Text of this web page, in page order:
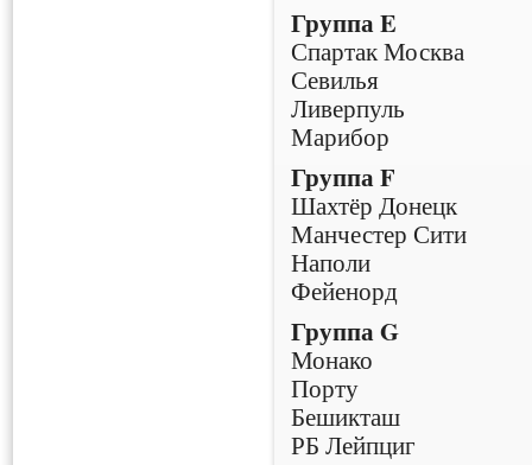
Группа E
Спартак Москва
Севилья
Ливерпуль
Марибор
Группа F
Шахтёр Донецк
Манчестер Сити
Наполи
Фейенорд
Группа G
Монако
Порту
Бешикташ
РБ Лейпциг